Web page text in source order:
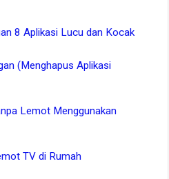
8 Aplikasi Lucu dan Kocak
(Menghapus Aplikasi
Lemot Menggunakan
TV di Rumah